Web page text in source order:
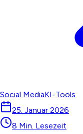
Social MediaKI-Tools
25. Januar 2026
8 Min. Lesezeit